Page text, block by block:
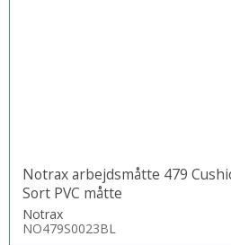
Notrax arbejdsmåtte 479
Sort PVC måtte
Notrax
NO479S0023BL